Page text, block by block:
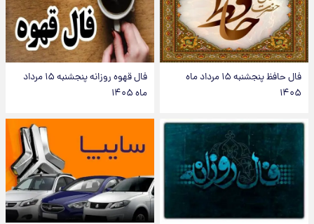
فال حافظ پنجشنبه ۱۵ مرداد ماه
۱۴۰۵
فال قهوه روزانه پنجشنبه ۱۵ مرداد
ماه ۱۴۰۵